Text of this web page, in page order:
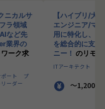
ニカルサ
ラ領域
など先
業界の
ーク求
ート
プ
ーダー
【ハイブリ/大
エンジニア/マ
用に特化し、
を総合的に支
ニー！ のリモ
ITアーキテクト
～1,200